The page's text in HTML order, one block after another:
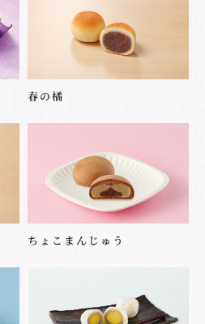
春の橘
ちょこまんじゅう